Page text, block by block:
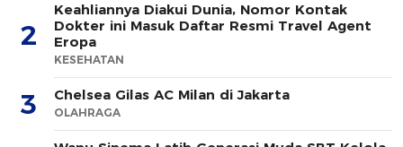
2
Keahliannya Diakui Dunia, Nomor Kontak
Dokter ini Masuk Daftar Resmi Travel Agent
Eropa
KESEHATAN
3 Chelsea Gilas AC Milan di Jakarta
OLAHRAGA